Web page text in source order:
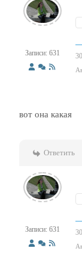
Записи: 631
вот она какая
Ответить
Записи: 631